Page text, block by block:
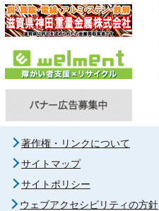
著作権・リンクについて
サイトマップ
サイトポリシー
ウェブアクセシビリティの方針